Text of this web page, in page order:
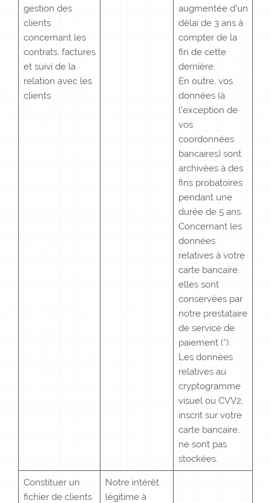
gestion des
clients
concernant les
contrats, factures
et suivi de la
relation avec les
clients
augmentée d’un
délai de 3 ans à
compter de la
fin de cette
dernière.
En outre, vos
données (à
l’exception de
vos
coordonnées
bancaires) sont
archivées à des
fins probatoires
pendant une
durée de 5 ans.
Concernant les
données
relatives à votre
carte bancaire,
elles sont
conservées par
notre prestataire
de service de
paiement (*).
Les données
relatives au
cryptogramme
visuel ou CVV2,
inscrit sur votre
carte bancaire,
ne sont pas
stockées.
Constituer un
fichier de clients
Notre intérêt
légitime à